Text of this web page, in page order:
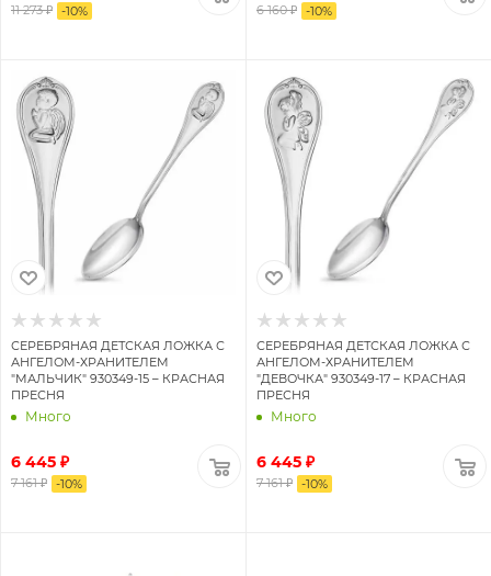
11 273 ₽ -10% 6 160 ₽ -10%
СЕРЕБРЯНАЯ ДЕТСКАЯ ЛОЖКА С
АНГЕЛОМ-ХРАНИТЕЛЕМ
"МАЛЬЧИК" 930349-15 – КРАСНАЯ
ПРЕСНЯ
Много
6 445 ₽
7 161 ₽ -10%
СЕРЕБРЯНАЯ ДЕТСКАЯ ЛОЖКА С
АНГЕЛОМ-ХРАНИТЕЛЕМ
"ДЕВОЧКА" 930349-17 – КРАСНАЯ
ПРЕСНЯ
Много
6 445 ₽
7 161 ₽ -10%